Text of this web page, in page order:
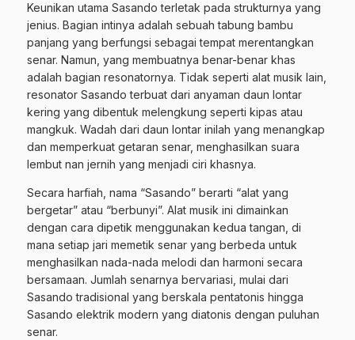
Keunikan utama Sasando terletak pada strukturnya yang
jenius. Bagian intinya adalah sebuah tabung bambu
panjang yang berfungsi sebagai tempat merentangkan
senar. Namun, yang membuatnya benar-benar khas
adalah bagian resonatornya. Tidak seperti alat musik lain,
resonator Sasando terbuat dari anyaman daun lontar
kering yang dibentuk melengkung seperti kipas atau
mangkuk. Wadah dari daun lontar inilah yang menangkap
dan memperkuat getaran senar, menghasilkan suara
lembut nan jernih yang menjadi ciri khasnya.
Secara harfiah, nama “Sasando” berarti “alat yang
bergetar” atau “berbunyi”. Alat musik ini dimainkan
dengan cara dipetik menggunakan kedua tangan, di
mana setiap jari memetik senar yang berbeda untuk
menghasilkan nada-nada melodi dan harmoni secara
bersamaan. Jumlah senarnya bervariasi, mulai dari
Sasando tradisional yang berskala pentatonis hingga
Sasando elektrik modern yang diatonis dengan puluhan
senar.